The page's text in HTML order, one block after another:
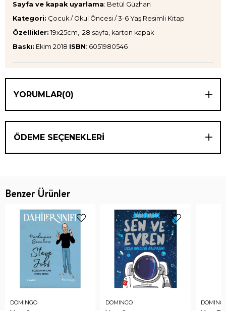
Sayfa ve kapak uyarlama: Betül Güzhan
Kategori: Çocuk / Okul Öncesi / 3-6 Yaş Resimli Kitap
Özellikler: 19x25cm, 28 sayfa, karton kapak
Baskı: Ekim 2018 ISBN: 6051980546
YORUMLAR(0)
ÖDEME SEÇENEKLERI
Benzer Ürünler
DOMINGO DOMINGO